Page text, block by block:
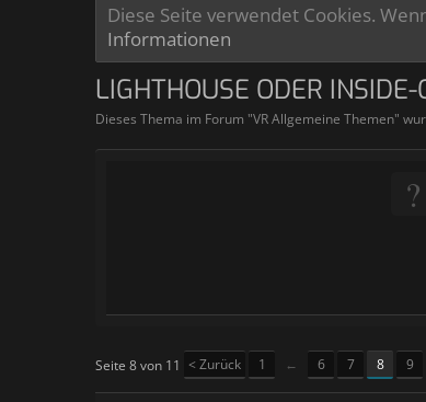
Diese Seite verwendet Cookies.
Informationen
LIGHTHOUSE ODER
Dieses Thema im Forum "VR Allgemeine Themen"
?
Seite 8 von 11 < Zurück 1 ← 6 7 8 9